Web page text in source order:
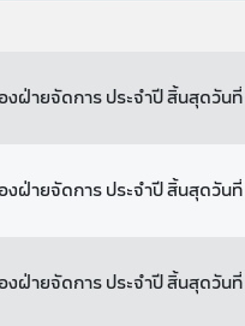
งฝ่ายจัดการ ประจำปี สิ้นสุดวันที่
งฝ่ายจัดการ ประจำปี สิ้นสุดวันที่
งฝ่ายจัดการ ประจำปี สิ้นสุดวันที่